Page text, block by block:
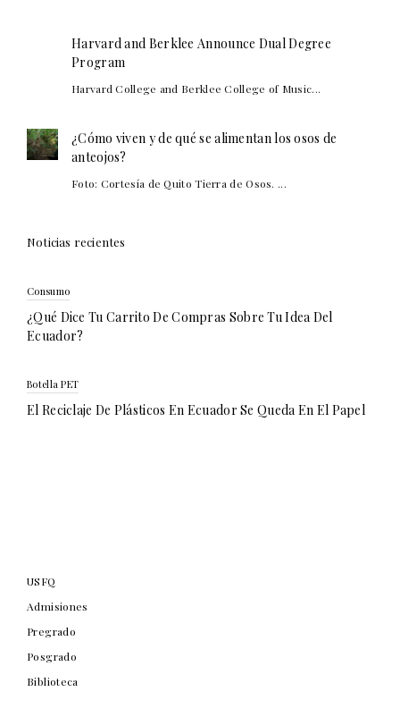
Harvard and Berklee Announce Dual Degree
Program
Harvard College and Berklee College of Music...
¿Cómo viven y de qué se alimentan los osos de
anteojos?
Foto: Cortesía de Quito Tierra de Osos. ...
Noticias recientes
Consumo
¿Qué Dice Tu Carrito De Compras Sobre Tu Idea Del
Ecuador?
Botella PET
El Reciclaje De Plásticos En Ecuador Se Queda En El Papel
USFQ
Admisiones
Pregrado
Posgrado
Biblioteca